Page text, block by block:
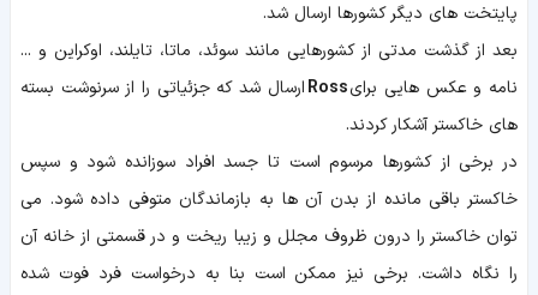
پایتخت های دیگر کشورها ارسال شد.
بعد از گذشت مدتی از کشورهایی مانند سوئد، ماتا، تایلند، اوکراین و ...
نامه و عکس هایی برایRossارسال شد که جزئیاتی را از سرنوشت بسته
های خاکستر آشکار کردند.
در برخی از کشورها مرسوم است تا جسد افراد سوزانده شود و سپس
خاکستر باقی مانده از بدن آن ها به بازماندگان متوفی داده شود. می
توان خاکستر را درون ظروف مجلل و زیبا ریخت و در قسمتی از خانه آن
را نگاه داشت. برخی نیز ممکن است بنا به درخواست فرد فوت شده